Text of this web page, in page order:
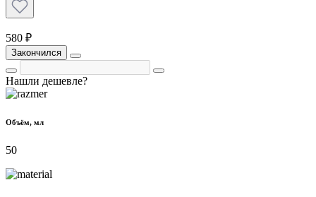
580 ₽
Закончился
Нашли дешевле?
Объём, мл
50